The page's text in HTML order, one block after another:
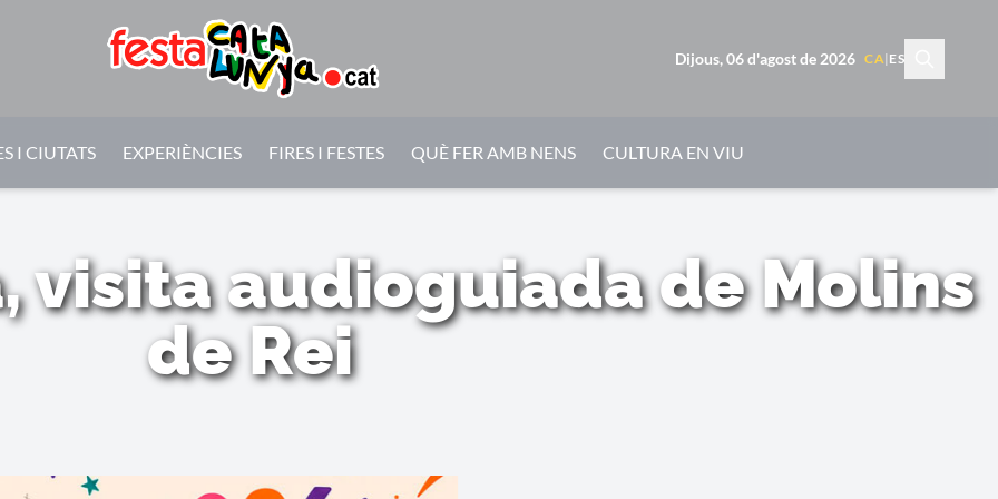
Dijous, 06 d'agost de 2026 CA| ES
I CIUTATS EXPERIÈNCIES FIRES I FESTES QUÈ FER AMB NENS CULTURA EN VIU
visita audioguiada de Molins
de Rei